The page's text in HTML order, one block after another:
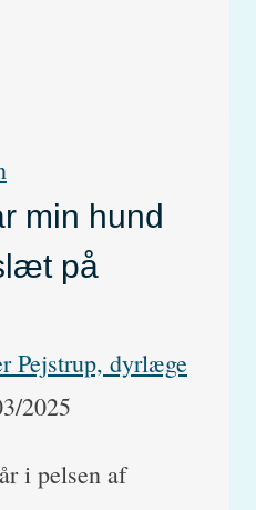
min hund
på
Pejstrup, dyrlæge
2025
i pelsen af